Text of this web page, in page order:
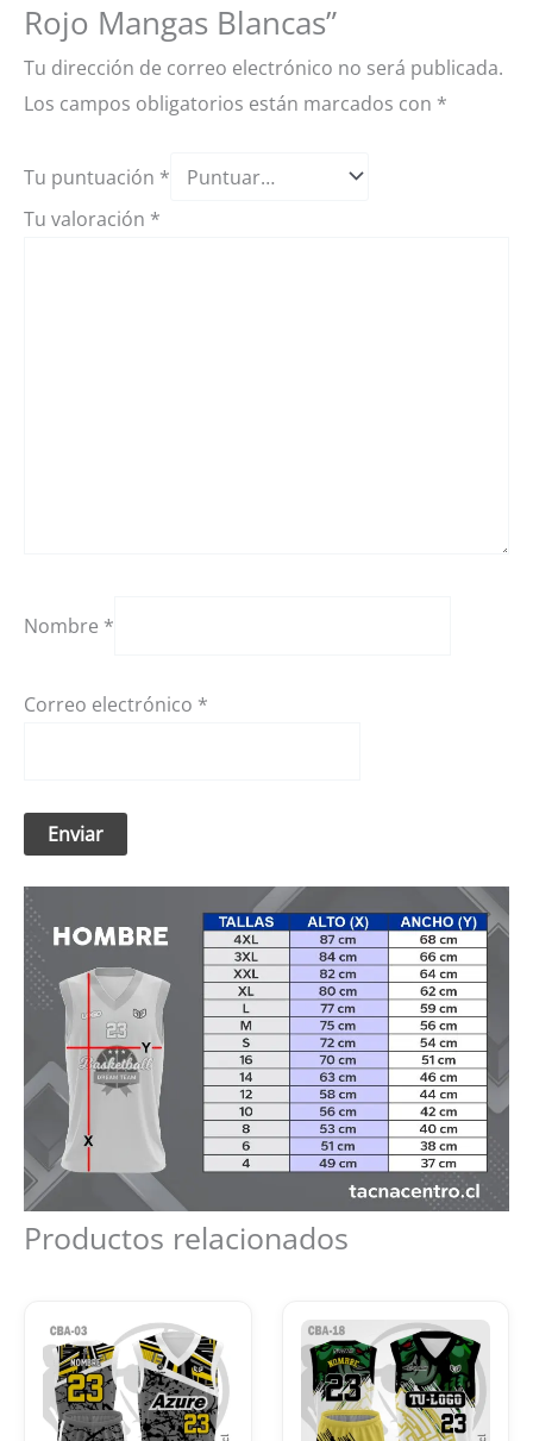
Rojo Mangas Blancas”
Tu dirección de correo electrónico no será publicada.
Los campos obligatorios están marcados con *
Tu puntuación *
Tu valoración *
Nombre *
Correo electrónico *
Productos relacionados